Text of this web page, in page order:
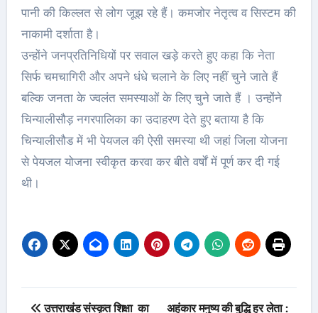
पानी की किल्लत से लोग जूझ रहे हैं। कमजोर नेतृत्व व सिस्टम की
नाकामी दर्शाता है।
उन्होंने जनप्रतिनिधियों पर सवाल खड़े करते हुए कहा कि नेता
सिर्फ चमचागिरी और अपने धंधे चलाने के लिए नहीं चुने जाते हैं
बल्कि जनता के ज्वलंत समस्याओं के लिए चुने जाते हैं । उन्होंने
चिन्यालीसौड़ नगरपालिका का उदाहरण देते हुए बताया है कि
चिन्यालीसौड में भी पेयजल की ऐसी समस्या थी जहां जिला योजना
से पेयजल योजना स्वीकृत करवा कर बीते वर्षों में पूर्ण कर दी गई
थी।
Post
उत्तराखंड संस्कृत शिक्षा का अहंकार मनुष्य की बुद्धि हर लेता :